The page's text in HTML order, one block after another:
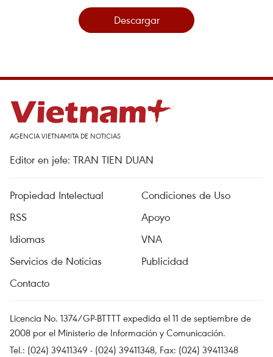
Descargar
AGENCIA VIETNAMITA DE NOTICIAS
Editor en jefe: TRAN TIEN DUAN
Propiedad Intelectual
Condiciones de Uso
RSS
Apoyo
Idiomas
VNA
Servicios de Noticias
Publicidad
Contacto
Licencia No. 1374/GP-BTTTT expedida el 11 de septiembre de
2008 por el Ministerio de Información y Comunicación.
Tel.: (024) 39411349 - (024) 39411348, Fax: (024) 39411348